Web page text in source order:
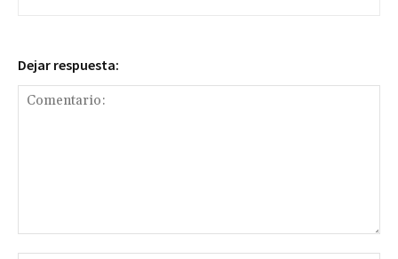
Dejar respuesta: